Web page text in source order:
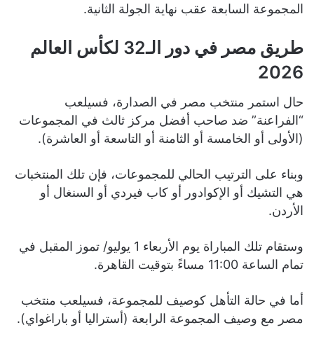
المجموعة السابعة عقب نهاية الجولة الثانية.
طريق مصر في دور الـ32 لكأس العالم
2026
حال استمر منتخب مصر في الصدارة، فسيلعب
“الفراعنة” ضد صاحب أفضل مركز ثالث في المجموعات
(الأولى أو الخامسة أو الثامنة أو التاسعة أو العاشرة).
وبناء على الترتيب الحالي للمجموعات، فإن تلك المنتخبات
هي التشيك أو الإكوادور أو كاب فيردي أو السنغال أو
الأردن.
وستقام تلك المباراة يوم الأربعاء 1 يوليو/ تموز المقبل في
تمام الساعة 11:00 مساءً بتوقيت القاهرة.
أما في حالة التأهل كوصيف للمجموعة، فسيلعب منتخب
مصر مع وصيف المجموعة الرابعة (أستراليا أو باراغواي).